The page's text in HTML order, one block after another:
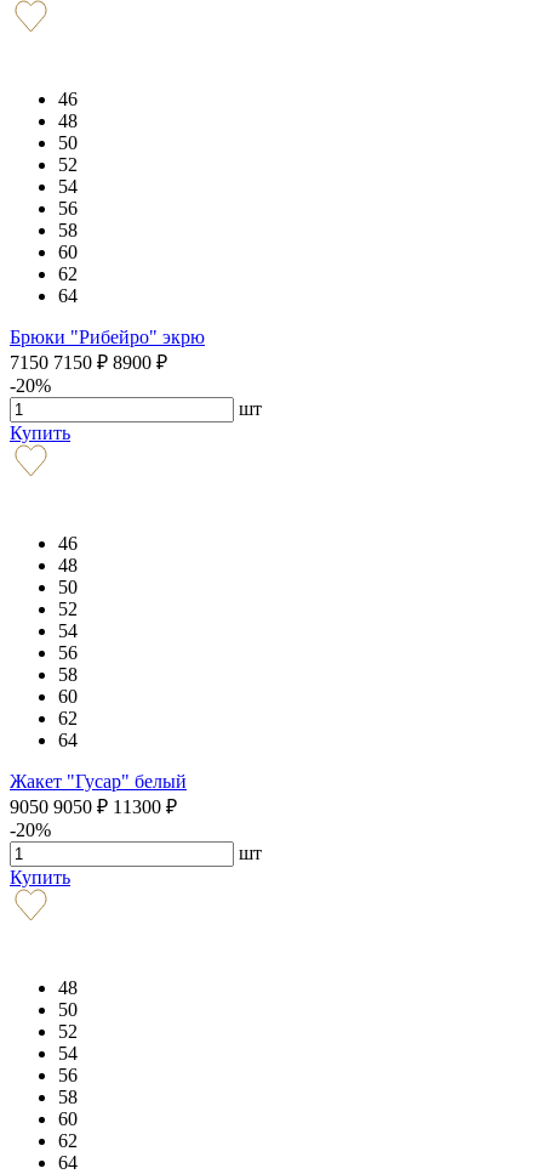
46
48
50
52
54
56
58
60
62
64
Брюки "Рибейро" экрю
7150 7150 ₽ 8900 ₽
-20%
шт
Купить
46
48
50
52
54
56
58
60
62
64
Жакет "Гусар" белый
9050 9050 ₽ 11300 ₽
-20%
шт
Купить
48
50
52
54
56
58
60
62
64